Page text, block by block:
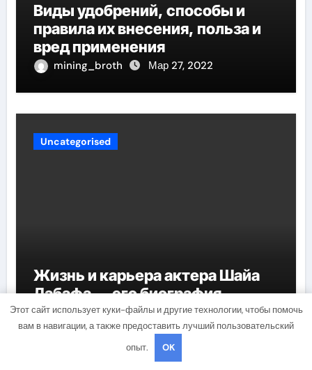
Виды удобрений, способы и
правила их внесения, польза и
вред применения
mining_broth Мар 27, 2022
Uncategorised
Жизнь и карьера актера Шайа
Лабафа — его биография,
фильмография и личная жизнь
mining_broth Мар 27, 2022
Этот сайт использует куки-файлы и другие технологии, чтобы помочь
вам в навигации, а также предоставить лучший пользовательский
опыт.
OK